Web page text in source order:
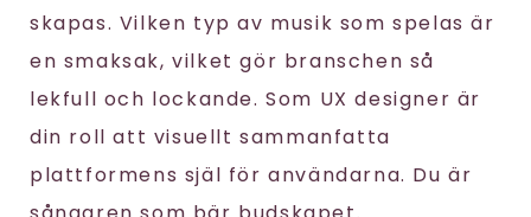
skapas. Vilken typ av musik som spelas är
en smaksak, vilket gör branschen så
lekfull och lockande. Som UX designer är
din roll att visuellt sammanfatta
plattformens själ för användarna. Du är